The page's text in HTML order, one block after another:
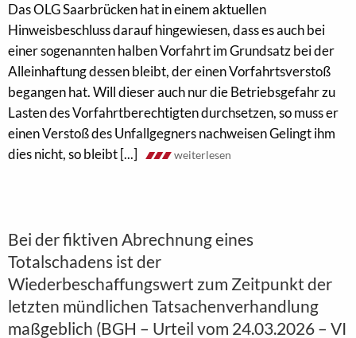
Das OLG Saarbrücken hat in einem aktuellen
Hinweisbeschluss darauf hingewiesen, dass es auch bei
einer sogenannten halben Vorfahrt im Grundsatz bei der
Alleinhaftung dessen bleibt, der einen Vorfahrtsverstoß
begangen hat. Will dieser auch nur die Betriebsgefahr zu
Lasten des Vorfahrtberechtigten durchsetzen, so muss er
einen Verstoß des Unfallgegners nachweisen Gelingt ihm
dies nicht, so bleibt [...]
weiterlesen
Bei der fiktiven Abrechnung eines
Totalschadens ist der
Wiederbeschaffungswert zum Zeitpunkt der
letzten mündlichen Tatsachenverhandlung
maßgeblich (BGH – Urteil vom 24.03.2026 – VI